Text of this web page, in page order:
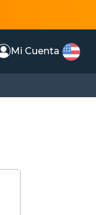
Mi Cuenta